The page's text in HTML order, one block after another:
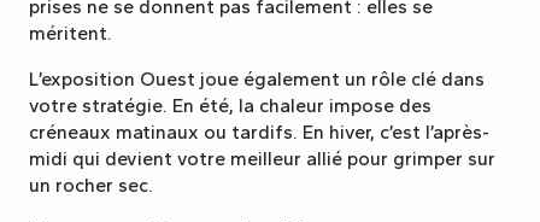
prises ne se donnent pas facilement : elles se
méritent.
L’exposition Ouest joue également un rôle clé dans
votre stratégie. En été, la chaleur impose des
créneaux matinaux ou tardifs. En hiver, c’est l’après-
midi qui devient votre meilleur allié pour grimper sur
un rocher sec.